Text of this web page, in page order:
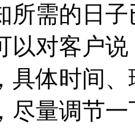
所需的日
以对客户
具体时间
尽量调节